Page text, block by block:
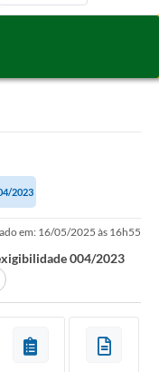
2023
em: 16/05/2025 às 16h55
004/2023